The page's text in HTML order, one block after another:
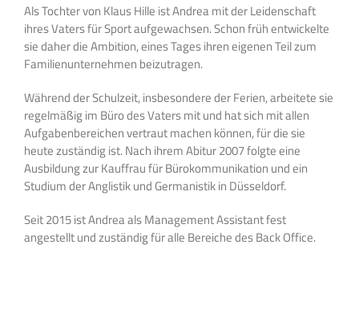
Als Tochter von Klaus Hille ist Andrea mit der Leidenschaft
ihres Vaters für Sport aufgewachsen. Schon früh entwickelte
sie daher die Ambition, eines Tages ihren eigenen Teil zum
Familienunternehmen beizutragen.
Während der Schulzeit, insbesondere der Ferien, arbeitete sie
regelmäßig im Büro des Vaters mit und hat sich mit allen
Aufgabenbereichen vertraut machen können, für die sie
heute zuständig ist. Nach ihrem Abitur 2007 folgte eine
Ausbildung zur Kauffrau für Bürokommunikation und ein
Studium der Anglistik und Germanistik in Düsseldorf.
Seit 2015 ist Andrea als Management Assistant fest
angestellt und zuständig für alle Bereiche des Back Office.